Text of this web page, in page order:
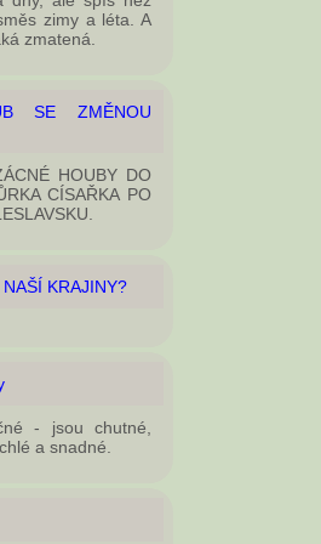
zimy a léta. A
zmatená.
SE ZMĚNOU
HOUBY DO
CÍSAŘKA PO
KRAJINY?
- jsou chutné,
a snadné.